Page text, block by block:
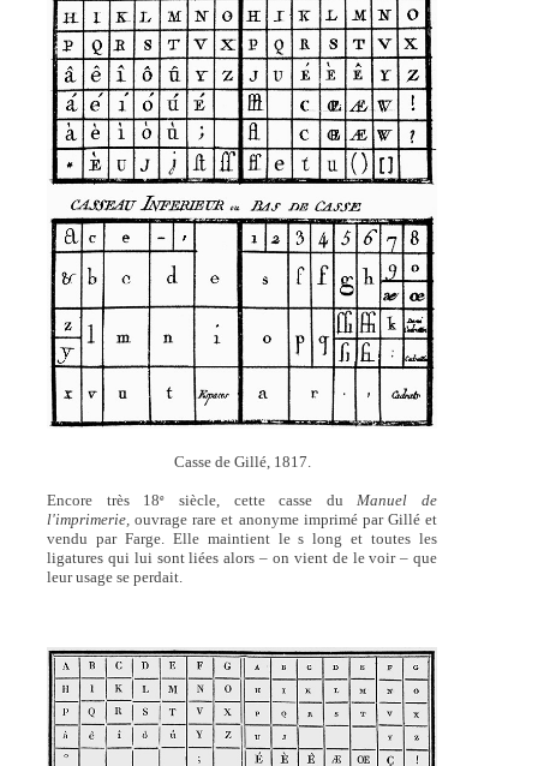
Casse de Gillé, 1817.
Encore très 18e siècle, cette casse duManuel de
l'imprimerie, ouvrage rare et anonyme imprimé par Gillé et
vendu par Farge. Elle maintient le s long et toutes les
ligatures qui lui sont liées alors – on vient de le voir – que
leur usage se perdait.